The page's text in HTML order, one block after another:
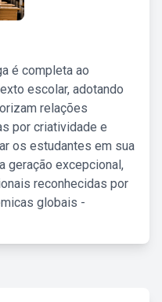
é completa ao
escolar, adotando
relações
por criatividade e
os estudantes em sua
geração excepcional,
reconhecidas por
globais -